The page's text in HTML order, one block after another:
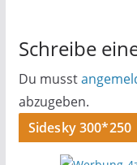
Schreibe
Du musst
abzugeben.
Sidesky 300*250